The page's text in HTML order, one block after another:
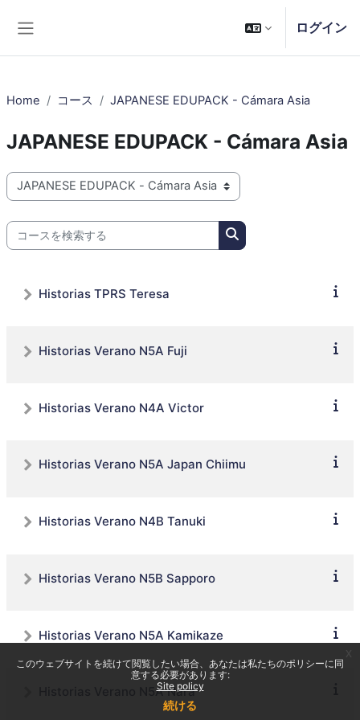
ログイン
Home コース JAPANESE EDUPACK - Cámara Asia
JAPANESE EDUPACK - Cámara Asia
コースカテゴリ
コースを検索する
コースを検索する
Historias TPRS Teresa
Historias Verano N5A Fuji
Historias Verano N4A Victor
Historias Verano N5A Japan Chiimu
Historias Verano N4B Tanuki
Historias Verano N5B Sapporo
Historias Verano N5A Kamikaze
Historias Verano N5A Nara
このウェブサイトを続けて閲覧したい場合、あなたは私たちのポリシーに同
意する必要があります:
Site policy
続ける